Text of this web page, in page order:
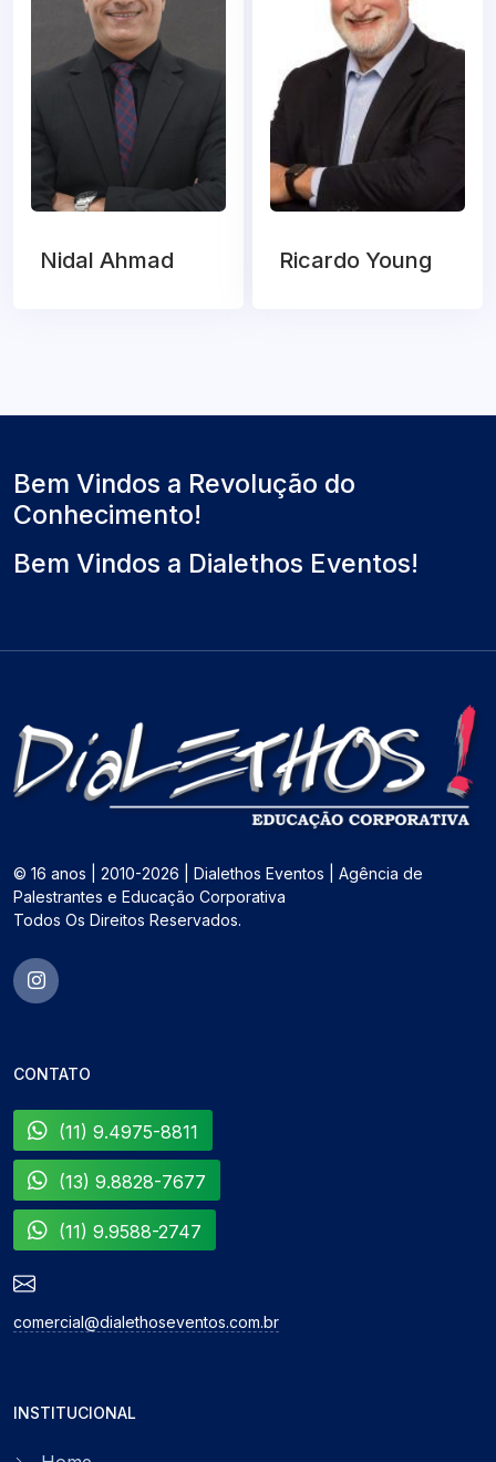
Nidal Ahmad Ricardo Young
Bem Vindos a Revolução do
Conhecimento!
Bem Vindos a Dialethos Eventos!
© 16 anos | 2010-2026 | Dialethos Eventos | Agência de
Palestrantes e Educação Corporativa
Todos Os Direitos Reservados.
CONTATO
(11) 9.4975-8811
(13) 9.8828-7677
(11) 9.9588-2747
comercial@dialethoseventos.com.br
INSTITUCIONAL